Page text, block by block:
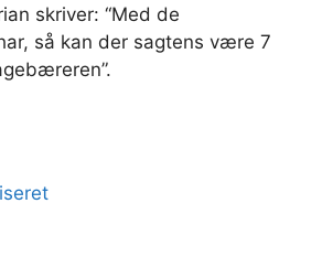
skriver: “Med de
så kan der sagtens være 7